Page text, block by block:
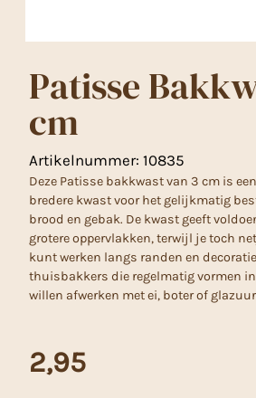
Patisse
cm
Artikelnummer: 10835
Deze Patisse bakkwast van 3 cm is
bredere kwast voor het gelijkmatig
brood en gebak. De kwast geeft
grotere oppervlakken, terwijl je toch
kunt werken langs randen en
thuisbakkers die regelmatig vormen
willen afwerken met ei, boter of
2,95